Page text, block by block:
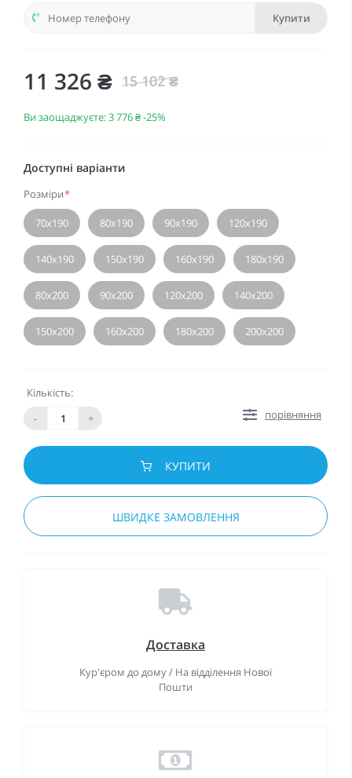
Купити
11 326 ₴ 15 102 ₴
Ви заощаджуєте:3 776 ₴-25%
Доступні варіанти
Розміри*
70х190 80х190 90х190 120х190
140х190 150х190 160х190 180х190
80х200 90х200 120х200 140х200
150х200 160х200 180х200 200х200
Кількість:
-
+ порівняння
КУПИТИ
ШВИДКЕ ЗАМОВЛЕННЯ
Доставка
Кур'єром до дому / На відділення Нової
Пошти